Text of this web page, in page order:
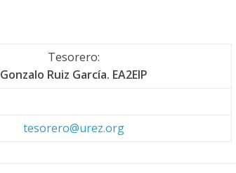
Tesorero:
Gonzalo Ruiz García. EA2EIP
tesorero@urez.org